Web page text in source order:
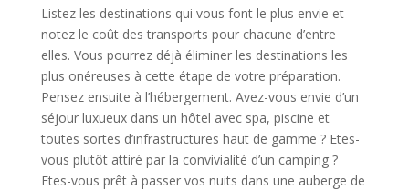
Listez les destinations qui vous font le plus envie et
notez le coût des transports pour chacune d’entre
elles. Vous pourrez déjà éliminer les destinations les
plus onéreuses à cette étape de votre préparation.
Pensez ensuite à l’hébergement. Avez-vous envie d’un
séjour luxueux dans un hôtel avec spa, piscine et
toutes sortes d’infrastructures haut de gamme ? Etes-
vous plutôt attiré par la convivialité d’un camping ?
Etes-vous prêt à passer vos nuits dans une auberge de